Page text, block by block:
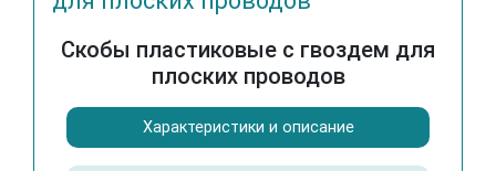
Скобы пластиковые с гвоздем для
плоских проводов
Характеристики и описание